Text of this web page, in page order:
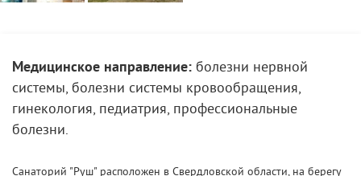
Медицинское направление: болезни нервной
системы, болезни системы кровообращения,
гинекология, педиатрия, профессиональные
болезни.
Санаторий "Руш" расположен в Свердловской области, на берегу